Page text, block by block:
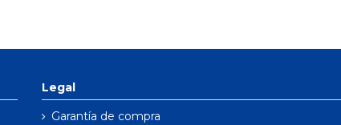
Legal
Garantía de compra